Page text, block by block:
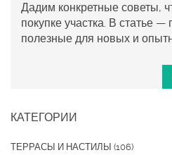
Дадим конкретные советы,
покупке участка. В статье —
полезные для новых и
КАТЕГОРИИ
ТЕРРАСЫ И НАСТИЛЫ (106)